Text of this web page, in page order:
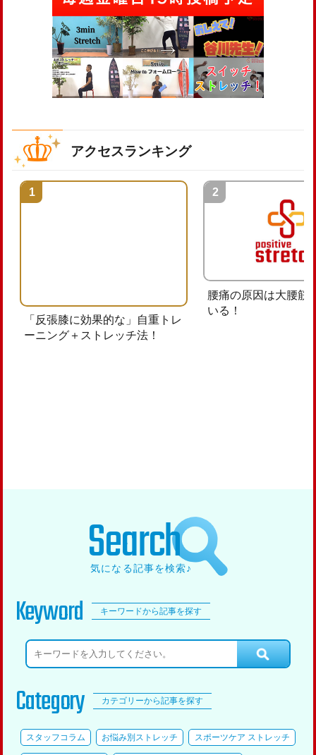
アクセスランキング
「反張膝に効果的な」自重トレ
ーニング＋ストレッチ法！
腰痛の原因は大腰筋
いる！
Search
気になる記事を検索♪
Keyword キーワードから記事を探す
Category カテゴリーから記事を探す
スタッフコラム お悩み別ストレッチ スポーツケア ストレッチ